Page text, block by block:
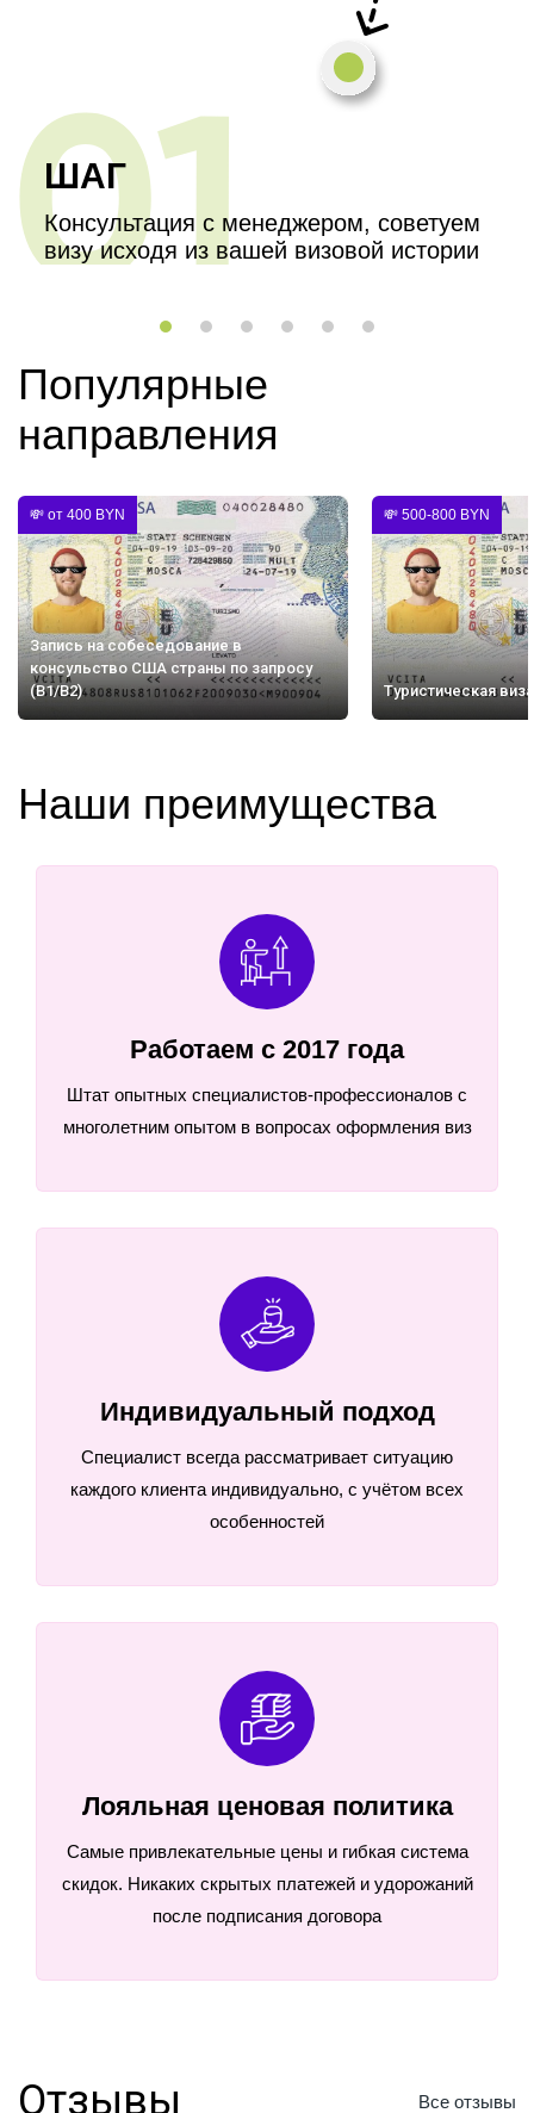
ШАГ
Консультация с менеджером, советуем
визу исходя из вашей визовой истории
Популярные
направления
💸 от 400 BYN
Запись на собеседование в
консульство США страны по запросу
(B1/B2)
💸 500-800 BYN
Туристическая
Наши преимущества
Работаем с 2017 года
Штат опытных специалистов-профессионалов с
многолетним опытом в вопросах оформления виз
Индивидуальный подход
Специалист всегда рассматривает ситуацию
каждого клиента индивидуально, с учётом всех
особенностей
Лояльная ценовая политика
Самые привлекательные цены и гибкая система
скидок. Никаких скрытых платежей и удорожаний
после подписания договора
Отзывы Все отзывы